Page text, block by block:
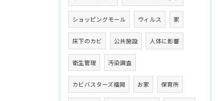
ショッピングモール ウィルス 家
床下のカビ 公共施設 人体に影響
衛生管理 汚染調査
カビバスターズ福岡 お家 保育所